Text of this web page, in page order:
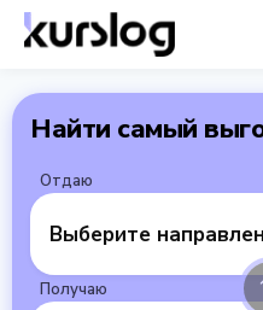
Найти самый
Отдаю
Выберите
Получаю